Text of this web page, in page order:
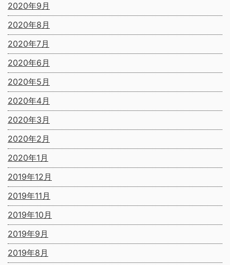
2020年9月
2020年8月
2020年7月
2020年6月
2020年5月
2020年4月
2020年3月
2020年2月
2020年1月
2019年12月
2019年11月
2019年10月
2019年9月
2019年8月